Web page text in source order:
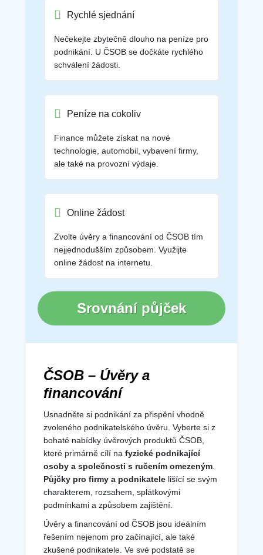
Rychlé sjednání
Nečekejte zbytečně dlouho na peníze pro
podnikání. U ČSOB se dočkáte rychlého
schválení žádosti.
Peníze na cokoliv
Finance můžete získat na nové
technologie, automobil, vybavení firmy,
ale také na provozní výdaje.
Online žádost
Zvolte úvěry a financování od ČSOB tím
nejjednodušším způsobem. Využijte
online žádost na internetu.
Srovnání půjček
ČSOB – Úvěry a
financování
Usnadněte si podnikání za přispění vhodně
zvoleného podnikatelského úvěru. Vyberte si z
bohaté nabídky úvěrových produktů ČSOB,
které primárně cílí na fyzické podnikající
osoby a společnosti s ručením omezeným
Půjčky pro firmy a podnikatele lišící se svým
charakterem, rozsahem, splátkovými
podmínkami a způsobem zajištění.
Úvěry a financování od ČSOB jsou ideálním
řešením nejenom pro začínající, ale také
zkušené podnikatele. Ve své podstatě se